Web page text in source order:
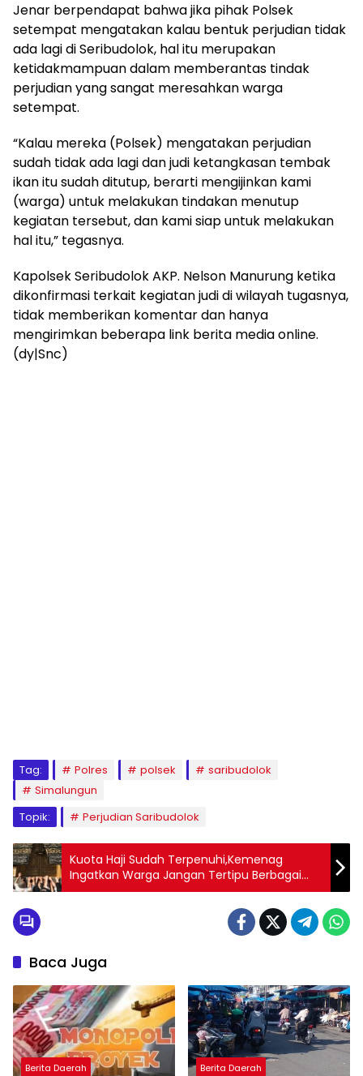
Jenar berpendapat bahwa jika pihak Polsek
setempat mengatakan kalau bentuk perjudian tidak
ada lagi di Seribudolok, hal itu merupakan
ketidakmampuan dalam memberantas tindak
perjudian yang sangat meresahkan warga
setempat.
“Kalau mereka (Polsek) mengatakan perjudian
sudah tidak ada lagi dan judi ketangkasan tembak
ikan itu sudah ditutup, berarti mengijinkan kami
(warga) untuk melakukan tindakan menutup
kegiatan tersebut, dan kami siap untuk melakukan
hal itu,” tegasnya.
Kapolsek Seribudolok AKP. Nelson Manurung ketika
dikonfirmasi terkait kegiatan judi di wilayah tugasnya,
tidak memberikan komentar dan hanya
mengirimkan beberapa link berita media online.
(dy|Snc)
Tag: Polres polsek
saribudolok
Simalungun
Topik:
Perjudian Saribudolok
Kuota Haji Sudah Terpenuhi,Kemenag
Ingatkan Warga Jangan Tertipu Berbagai
Tawaran
Baca Juga
Berita Daerah Berita Daerah